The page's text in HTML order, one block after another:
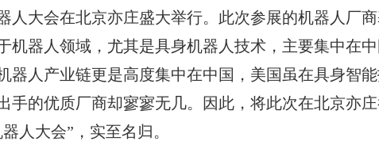
人大会在北京亦庄盛大举行。此次参展的机器人厂
机器人领域，尤其是具身机器人技术，主要集中在
器人产业链更是高度集中在中国，美国虽在具身智
手的优质厂商却寥寥无几。因此，将此次在北京亦
人大会”，实至名归。